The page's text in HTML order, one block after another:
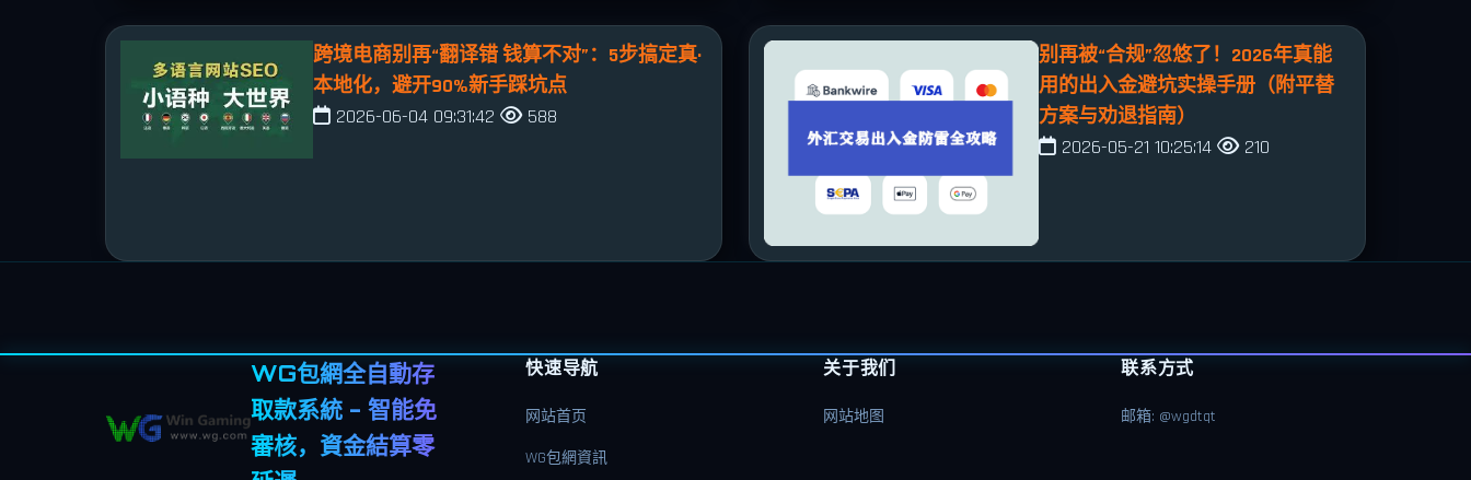
跨境电商别再“翻译错 钱算不对”：5步搞定真·
本地化，避开90%新手踩坑点
2026-06-04 09:31:42
588
别再被“合规”忽悠了！2026年真能
用的出入金避坑实操手册（附平替
方案与劝退指南）
2026-05-21 10:25:14
210
WG包網全自動存
取款系統 - 智能免
審核，資金結算零
快速导航
网站首页
WG包網資訊
关于我们
网站地图
联系方式
邮箱: @wgdtqt